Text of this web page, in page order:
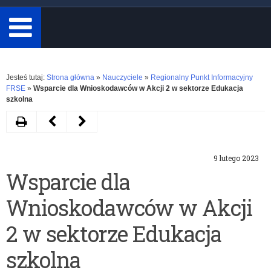
minimum
3
znaki.
Rozwiń
Jesteś tutaj: Strona główna » Nauczyciele » Regionalny Punkt Informacyjny
FRSE » Wsparcie dla Wnioskodawców w Akcji 2 w sektorze Edukacja
szkolna
9 lutego 2023
Wsparcie dla
Wnioskodawców w Akcji
2 w sektorze Edukacja
szkolna
DrukujNastępny
Centra
Umiejętności-
ruszył
II
nabór
Poprzedni
Dni
Informacyjne
2023